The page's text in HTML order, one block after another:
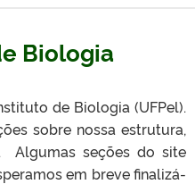
Biologia
de Biologia (UFPel).
sobre nossa estrutura,
Algumas seções do site
em breve finalizá-